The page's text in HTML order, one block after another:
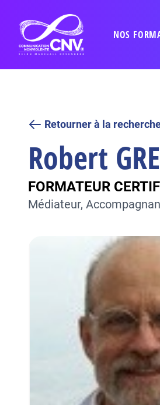
NOS
Retourner à la
Robert
FORMATEUR
Médiateur,